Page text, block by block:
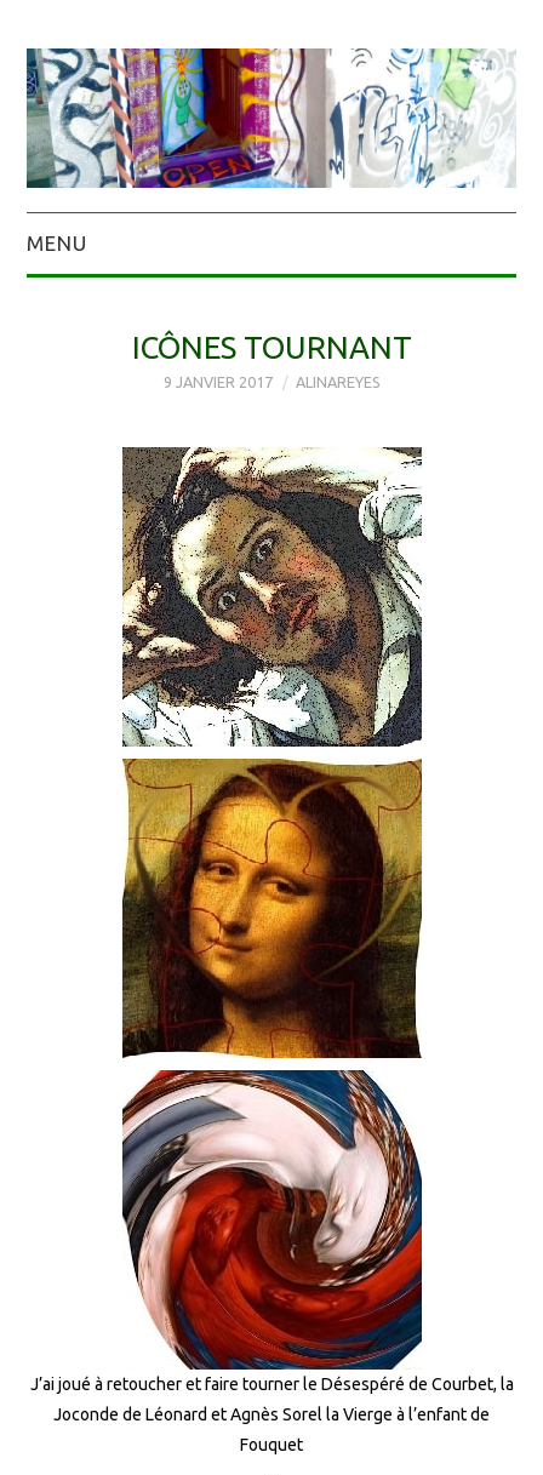
MENU
ICÔNES TOURNANT
9 JANVIER 2017 ALINAREYES
J’ai joué à retoucher et faire tourner le Désespéré de Courbet, la
Joconde de Léonard et Agnès Sorel la Vierge à l’enfant de
Fouquet